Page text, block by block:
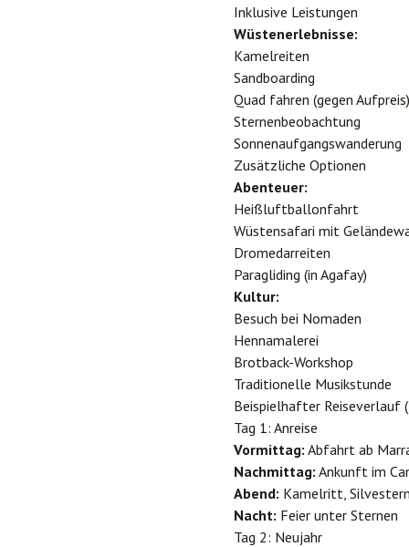
Inklusive Leistungen
Wüstenerlebnisse:
Kamelreiten
Sandboarding
Quad fahren (gegen Aufpreis)
Sternenbeobachtung
Sonnenaufgangswanderung
Zusätzliche Optionen
Abenteuer:
Heißluftballonfahrt
Wüstensafari mit
Dromedarreiten
Paragliding (in Agafay)
Kultur:
Besuch bei Nomaden
Hennamalerei
Brotback-Workshop
Traditionelle Musikstunde
Beispielhafter Reiseverlauf
Tag 1: Anreise
Vormittag: Abfahrt ab
Nachmittag: Ankunft im
Abend: Kamelritt,
Nacht: Feier unter Sternen
Tag 2: Neujahr